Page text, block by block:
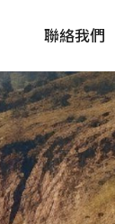
年度記事
聯絡我們